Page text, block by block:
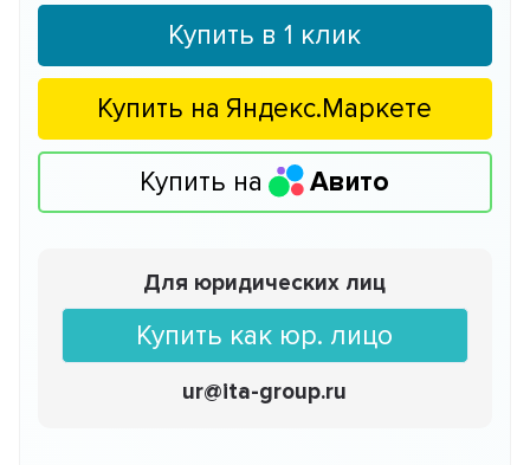
Купить в 1 клик
Купить на Яндекс.Маркете
Купить на Авито
Для юридических лиц
Купить как юр. лицо
ur@ita-group.ru